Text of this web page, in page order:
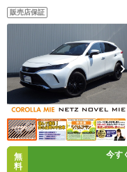
バックドア/1500W給電
販売店保証
無
料
今す